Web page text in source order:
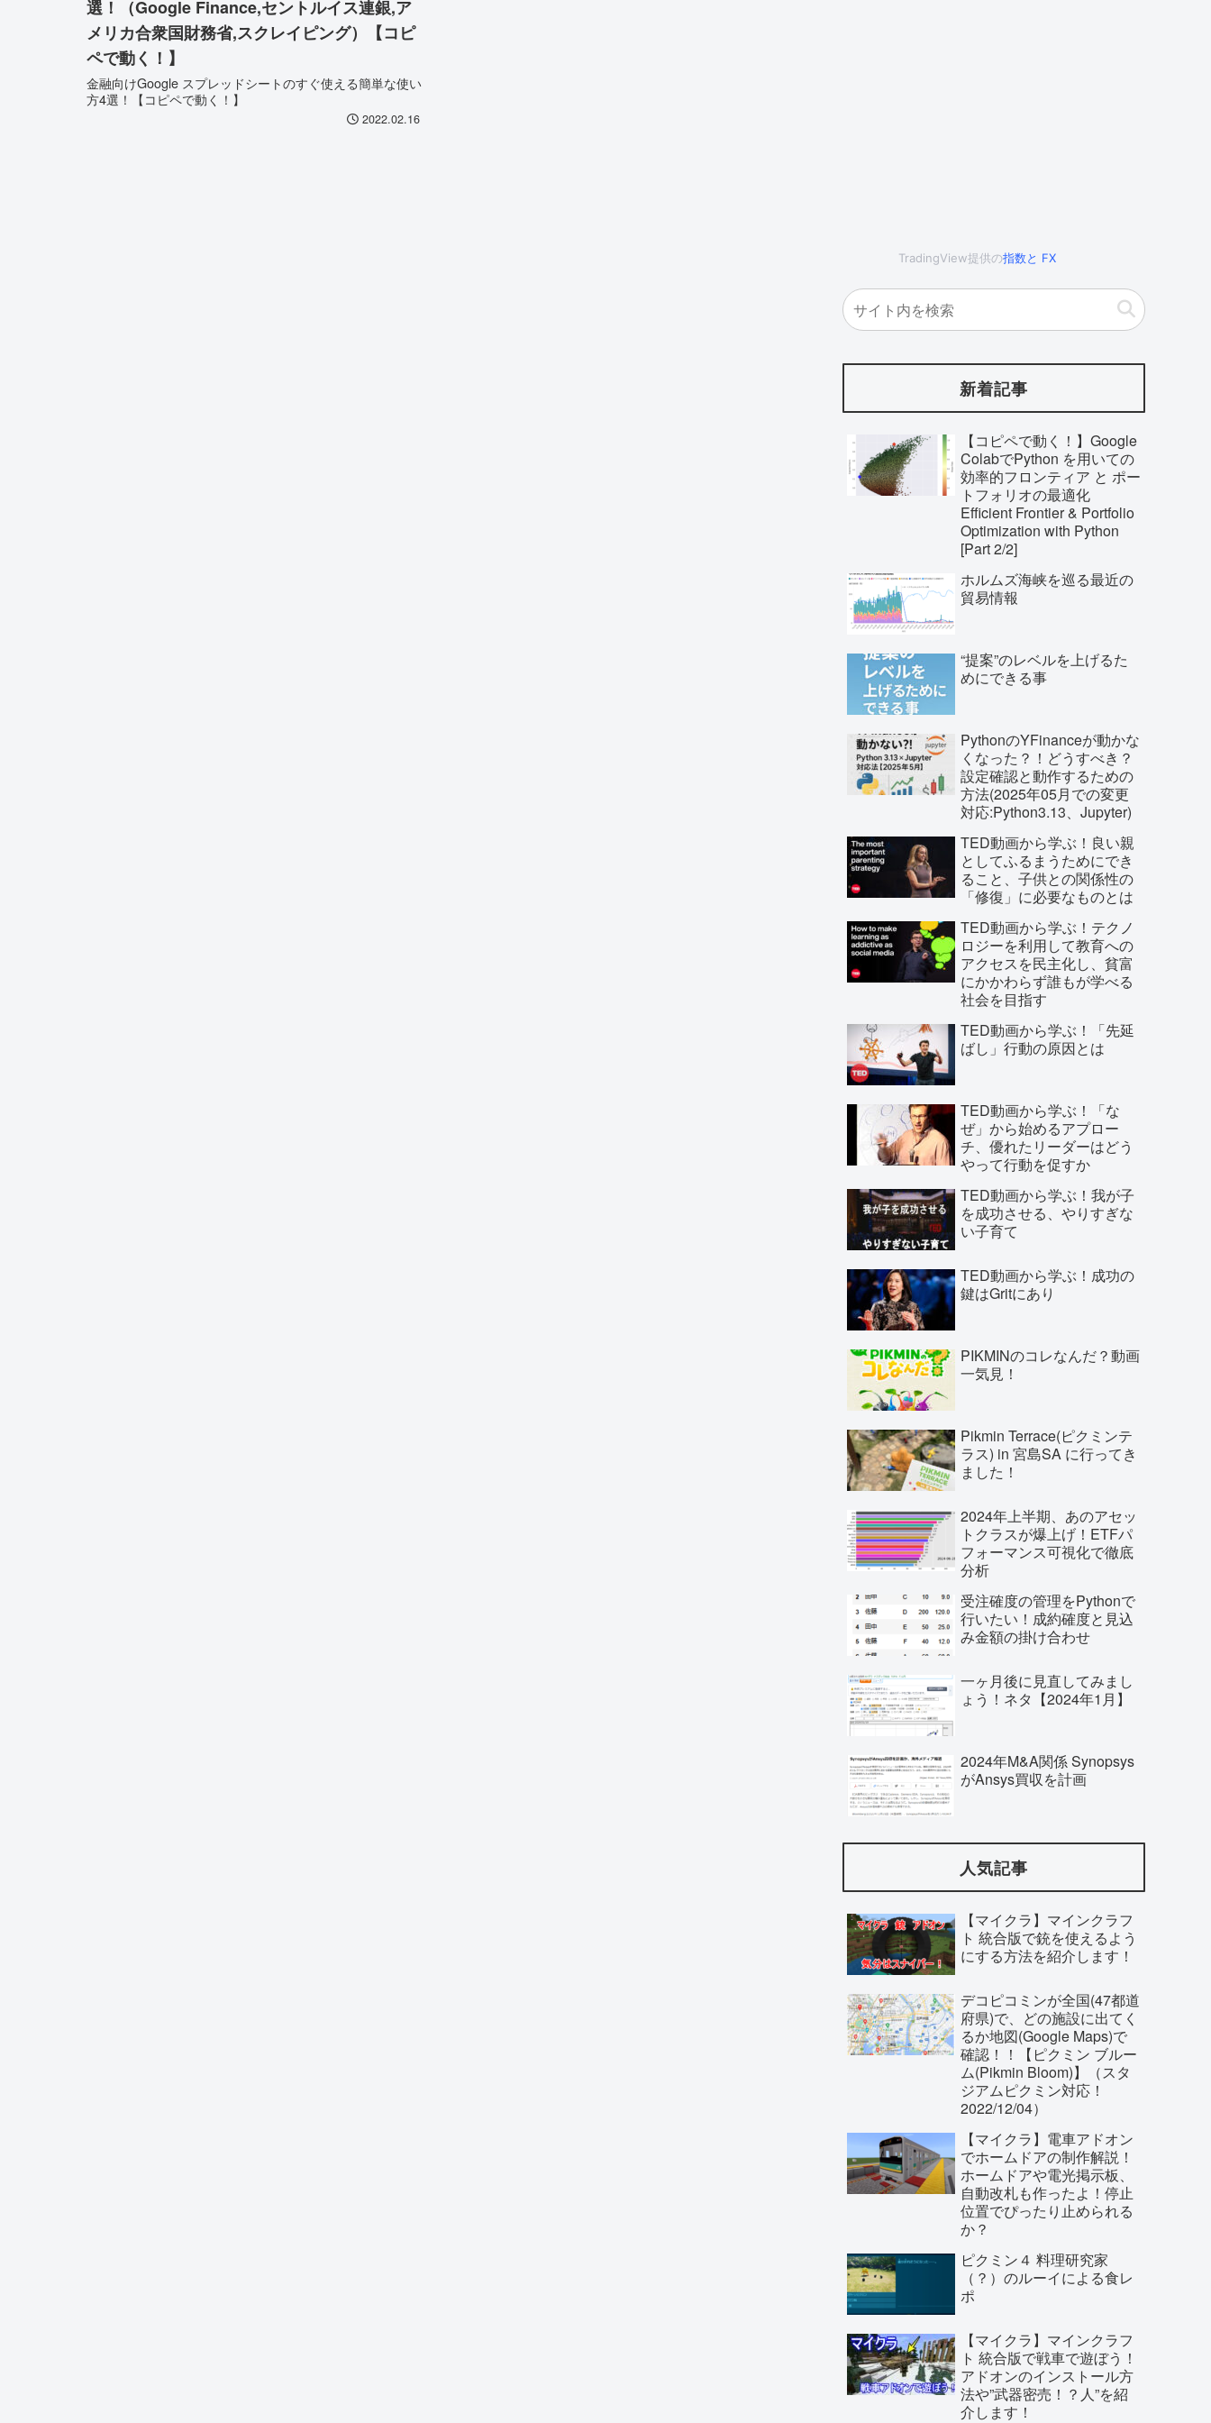
選！（Google Finance,セントルイス連銀,ア
メリカ合衆国財務省,スクレイピング）【コピ
ペで動く！】
金融向けGoogle スプレッドシートのすぐ使える簡単な使い
方4選！【コピペで動く！】
2022.02.16
TradingView提供の指数と FX
新着記事
【コピペで動く！】Google
ColabでPython を用いての
効率的フロンティア と ポー
トフォリオの最適化
Efficient Frontier & Portfolio
Optimization with Python
[Part 2/2]
ホルムズ海峡を巡る最近の
貿易情報
“提案”のレベルを上げるた
めにできる事
PythonのYFinanceが動かな
くなった？！どうすべき？
設定確認と動作するための
方法(2025年05月での変更
対応:Python3.13、Jupyter)
TED動画から学ぶ！良い親
としてふるまうためにでき
ること、子供との関係性の
「修復」に必要なものとは
TED動画から学ぶ！テクノ
ロジーを利用して教育への
アクセスを民主化し、貧富
にかかわらず誰もが学べる
社会を目指す
TED動画から学ぶ！「先延
ばし」行動の原因とは
TED動画から学ぶ！「な
ぜ」から始めるアプロー
チ、優れたリーダーはどう
やって行動を促すか
TED動画から学ぶ！我が子
を成功させる、やりすぎな
い子育て
TED動画から学ぶ！成功の
鍵はGritにあり
PIKMINのコレなんだ？動画
一気見！
Pikmin Terrace(ピクミンテ
ラス) in 宮島SA に行ってき
ました！
2024年上半期、あのアセッ
トクラスが爆上げ！ETFパ
フォーマンス可視化で徹底
分析
受注確度の管理をPythonで
行いたい！成約確度と見込
み金額の掛け合わせ
一ヶ月後に見直してみまし
ょう！ネタ【2024年1月】
2024年M&A関係 Synopsys
がAnsys買収を計画
人気記事
【マイクラ】マインクラフ
ト 統合版で銃を使えるよう
にする方法を紹介します！
デコピコミンが全国(47都道
府県)で、どの施設に出てく
るか地図(Google Maps)で
確認！！【ピクミン ブルー
ム(Pikmin Bloom)】（スタ
ジアムピクミン対応！
2022/12/04）
【マイクラ】電車アドオン
でホームドアの制作解説！
ホームドアや電光掲示板、
自動改札も作ったよ！停止
位置でぴったり止められる
か？
ピクミン４ 料理研究家
（？）のルーイによる食レ
ポ
【マイクラ】マインクラフ
ト 統合版で戦車で遊ぼう！
アドオンのインストール方
法や”武器密売！？人”を紹
介します！